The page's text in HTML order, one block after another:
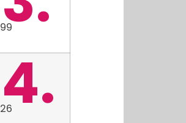
99
4.
26